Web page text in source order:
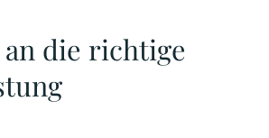
an die richtige